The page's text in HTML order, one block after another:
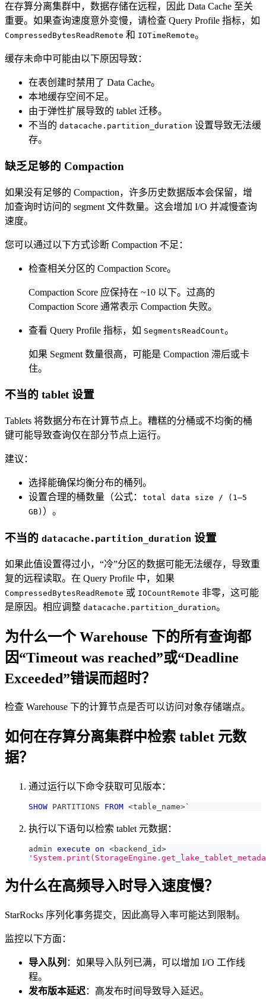
在存算分离集群中，数据存储在远程，因此 Data Cache 至关
重要。如果查询速度意外变慢，请检查 Query Profile 指标，如
CompressedBytesReadRemote 和 IOTimeRemote。
缓存未命中可能由以下原因导致：
在表创建时禁用了 Data Cache。
本地缓存空间不足。
由于弹性扩展导致的 tablet 迁移。
不当的 datacache.partition_duration 设置导致无法缓
存。
缺乏足够的 Compaction
如果没有足够的 Compaction，许多历史数据版本会保留，增
加查询时访问的 segment 文件数量。这会增加 I/O 并减慢查询
速度。
您可以通过以下方式诊断 Compaction 不足：
检查相关分区的 Compaction Score。
Compaction Score 应保持在 ~10 以下。过高的
Compaction Score 通常表示 Compaction 失败。
查看 Query Profile 指标，如 SegmentsReadCount。
如果 Segment 数量很高，可能是 Compaction 滞后或卡
住。
不当的 tablet 设置
Tablets 将数据分布在计算节点上。糟糕的分桶或不均衡的桶
键可能导致查询仅在部分节点上运行。
建议：
选择能确保均衡分布的桶列。
设置合理的桶数量（公式： total data size / (1–5
GB) ）。
不当的 datacache.partition_duration 设置
如果此值设置得过小，“冷”分区的数据可能无法缓存，导致重
复的远程读取。在 Query Profile 中，如果
CompressedBytesReadRemote 或 IOCountRemote 非零，这可能
是原因。相应调整 datacache.partition_duration。
为什么一个 Warehouse 下的所有查询都
因“Timeout was reached”或“Deadline
Exceeded”错误而超时？
检查 Warehouse 下的计算节点是否可以访问对象存储端点。
如何在存算分离集群中检索 tablet 元数
据？
通过运行以下命令获取可见版本：
SHOW PARTITIONS FROM <table_name>`
执行以下语句以检索 tablet 元数据：
admin execute on <backend_id>
为什么在高频导入时导入速度慢？
StarRocks 序列化事务提交，因此高导入率可能达到限制。
监控以下方面：
导入队列 ：如果导入队列已满，可以增加 I/O 工作线
程。
发布版本延迟：高发布时间导致导入延迟。